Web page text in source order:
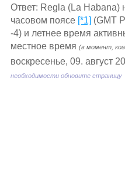
Ответ: Regla (La Habana)
часовом поясе [*1] (GMT
-4) и летнее время
местное время (в момент,
воскресенье, 09. август
необходимости обновите страницу